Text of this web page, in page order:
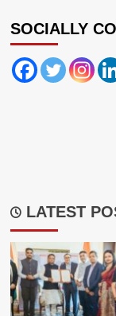
SOCIALLY
LATEST